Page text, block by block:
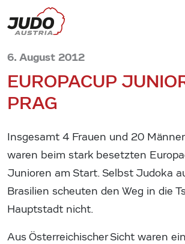
6. August 2012
EUROPACUP
PRAG
Insgesamt 4 Frauen und 20
waren beim stark besetzten
Junioren am Start. Selbst Judoka
Brasilien scheuten den Weg in die
Hauptstadt nicht.
Aus Österreichischer Sicht waren